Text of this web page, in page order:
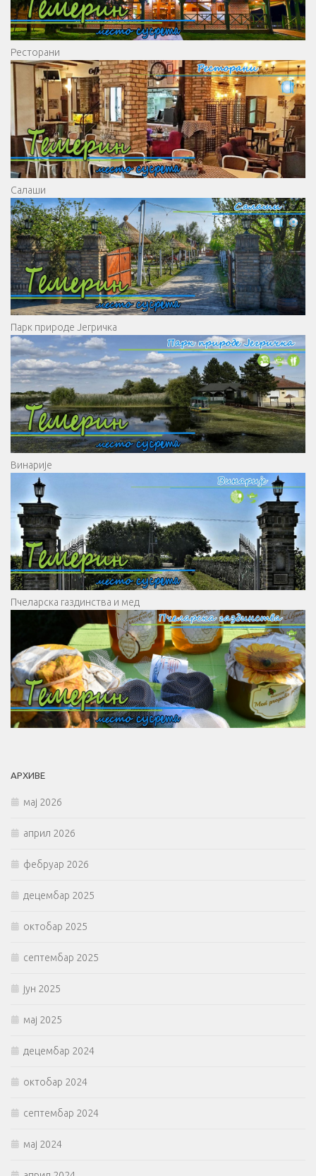
Ресторани
Салаши
Парк природе Јегричка
Винарије
Пчеларска газдинства и мед
АРХИВЕ
мај 2026
април 2026
фебруар 2026
децембар 2025
октобар 2025
септембар 2025
јун 2025
мај 2025
децембар 2024
октобар 2024
септембар 2024
мај 2024